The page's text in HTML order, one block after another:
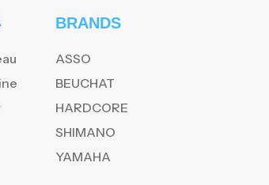
BRANDS
ASSO
BEUCHAT
HARDCORE
SHIMANO
YAMAHA